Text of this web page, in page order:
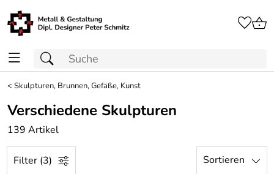
<Skulpturen, Brunnen, Gefäße, Kunst
Verschiedene Skulpturen
139 Artikel
Filter (3) Sortieren